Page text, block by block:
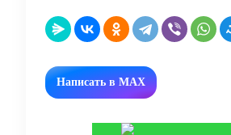
Написать в MAX